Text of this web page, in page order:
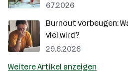
6.7.2026
Burnout vorbeugen:
viel wird?
29.6.2026
Weitere Artikel anzeigen